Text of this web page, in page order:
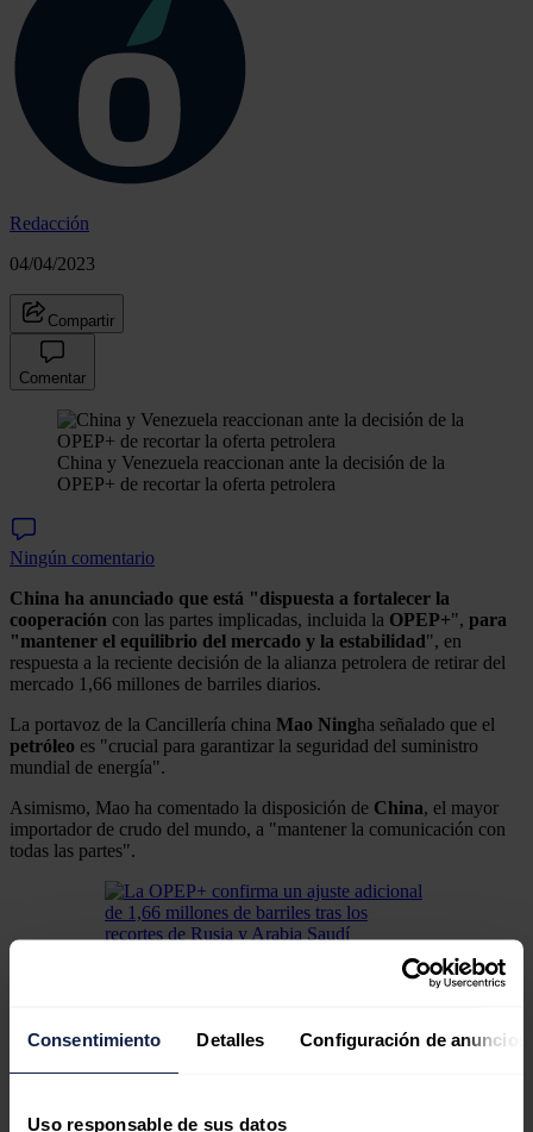
Consentimiento Detalles Configuración de anuncios
Uso responsable de sus datos
Redacción
04/04/2023
Compartir
Comentar
China y Venezuela reaccionan ante la decisión de la
OPEP+ de recortar la oferta petrolera
Ningún comentario
China ha anunciado que está "dispuesta a fortalecer la
cooperación con las partes implicadas, incluida la OPEP+", para
"mantener el equilibrio del mercado y la estabilidad", en
respuesta a la reciente decisión de la alianza petrolera de retirar del
mercado 1,66 millones de barriles diarios.
La portavoz de la Cancillería china Mao Ningha señalado que el
petróleo es "crucial para garantizar la seguridad del suministro
mundial de energía".
Asimismo, Mao ha comentado la disposición de China, el mayor
importador de crudo del mundo, a "mantener la comunicación con
todas las partes".
La OPEP+ confirma un ajuste adicional de 1,66
millones de barriles tras los recortes de Rusia y Arabia
El JMMC de la OPEP+ ha confirmado este lunes un